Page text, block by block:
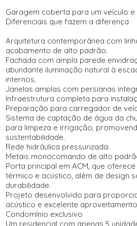
Garagem coberta para um veículo
Diferenciais que fazem a diferença
Arquitetura contemporânea com
acabamento de alto padrão.
Fachada com ampla parede
abundante iluminação natural à
internos.
Janelas amplas com persianas
Infraestrutura completa para
Preparação para carregador de
Sistema de captação de água da
para limpeza e irrigação,
sustentabilidade.
Rede hidráulica pressurizada.
Metais monocomando de alto
Porta principal em ACM, que
térmico e acústico, além de design
durabilidade.
Projeto desenvolvido para
acústico e excelente
Condomínio exclusivo
Um residencial com apenas 5